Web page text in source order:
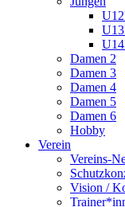
Damen 2
Damen 3
Damen 4
Damen 5
Damen 6
Hobby
Verein
Vereins-
Vision /